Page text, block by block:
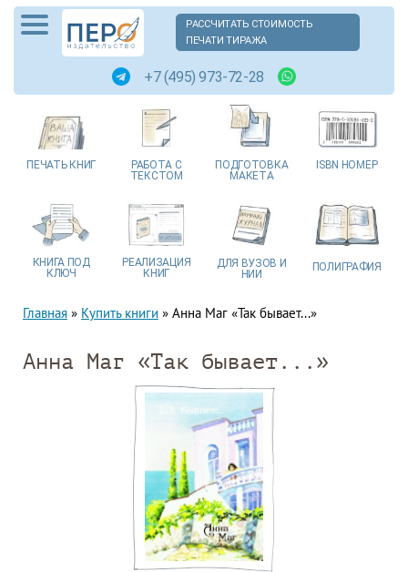
РАССЧИТАТЬ СТОИМОСТЬ
ПЕЧАТИ ТИРАЖА
+7 (495) 973-72-28
ПЕЧАТЬ КНИГ РАБОТА С
ТЕКСТОМ
ПОДГОТОВКА
МАКЕТА
ISBN НОМЕР
КНИГА ПОД
КЛЮЧ
РЕАЛИЗАЦИЯ
КНИГ
ДЛЯ ВУЗОВ И
НИИ
ПОЛИГРАФИЯ
Главная » Купить книги » Анна Маг «Так бывает...»
Анна Маг «Так бывает...»